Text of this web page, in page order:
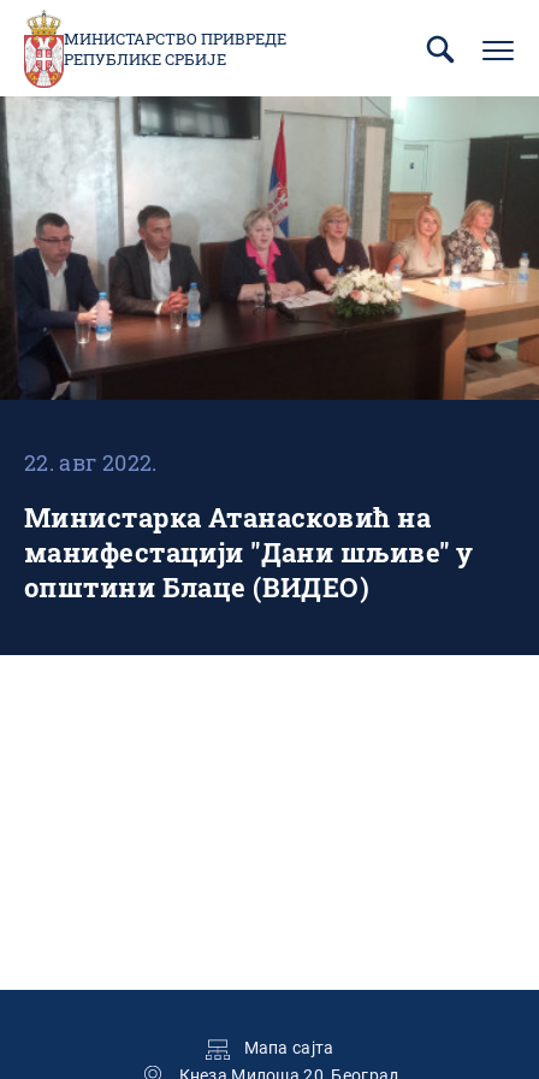
Пребаци
главни
део
садржаја
МИНИСТАРСТВО ПРИВРЕДЕ
РЕПУБЛИКЕ СРБИЈЕ
22. авг 2022.
Министарка Атанасковић на
манифестацији "Дани шљиве" у
општини Блаце (ВИДЕО)
Мапа сајта
Кнеза Милоша 20, Београд